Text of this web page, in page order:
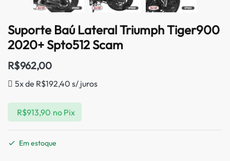
Suporte Baú Lateral Triumph Tiger900
2020+ Spto512 Scam
R$962,00
5x de R$192,40 s/ juros
R$913,90 no Pix
Em estoque